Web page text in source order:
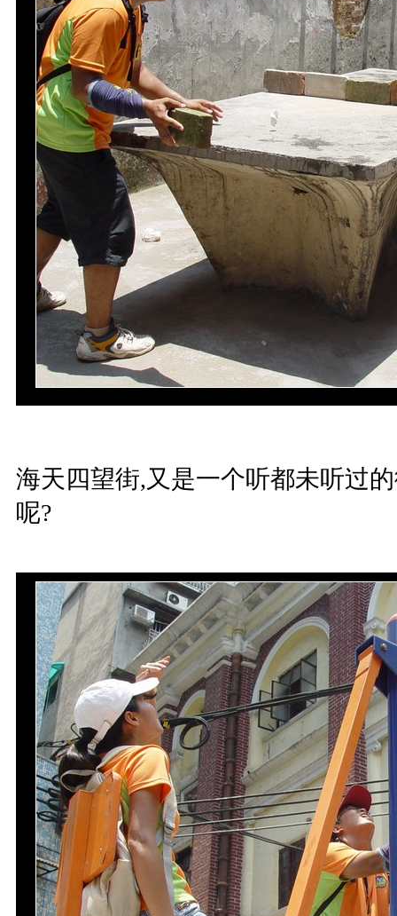
海天四望街,又是一个听都未听过
呢?